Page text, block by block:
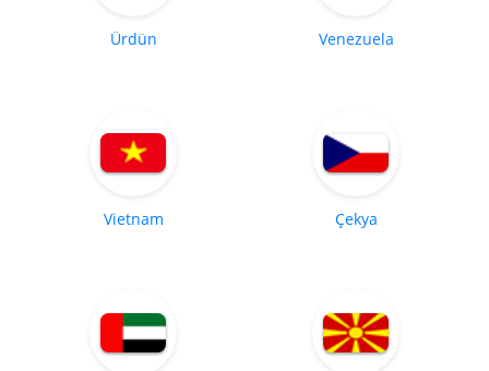
Ürdün Venezuela
Vietnam Çekya